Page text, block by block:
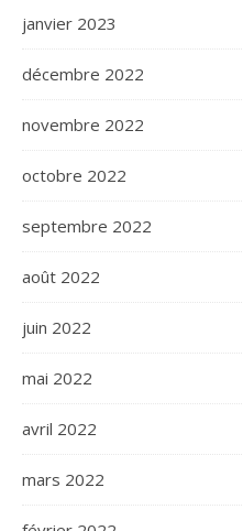
janvier 2023
décembre 2022
novembre 2022
octobre 2022
septembre 2022
août 2022
juin 2022
mai 2022
avril 2022
mars 2022